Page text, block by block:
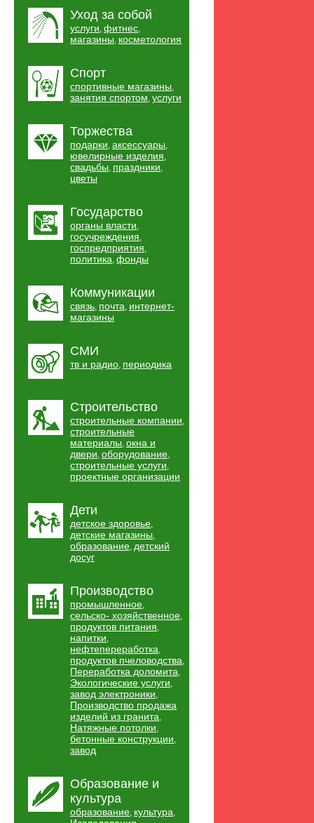
Уход за собой
услуги, фитнес,
магазины, косметология
Спорт
спортивные магазины,
занятия спортом, услуги
Торжества
подарки, аксессуары,
ювелирные изделия,
свадьбы, праздники,
цветы
Государство
органы власти,
госучреждения,
госпредприятия,
политика, фонды
Коммуникации
связь, почта, интернет-
магазины
СМИ
тв и радио, периодика
Строительство
строительные компании,
строительные
материалы, окна и
двери, оборудование,
строительные услуги,
проектные организации
Дети
детское здоровье,
детские магазины,
образование, детский
досуг
Производство
промышленное,
сельско- хозяйственное,
продуктов питания,
напитки,
нефтепереработка,
продуктов пчеловодства,
Переработка доломита,
Экологические услуги,
завод электроники,
Производство продажа
изделий из гранита,
Натяжные потолки,
бетонные конструкции,
завод
Образование и
культура
образование, культура,